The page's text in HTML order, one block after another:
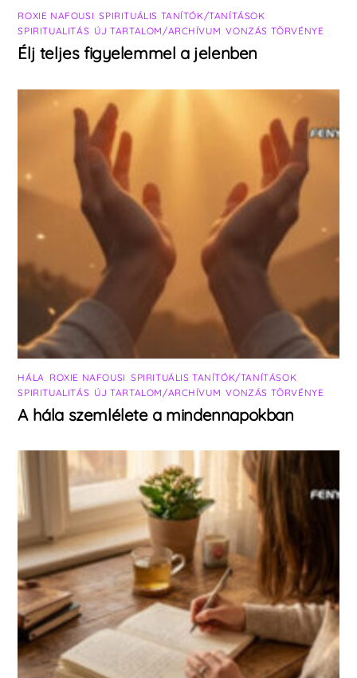
ROXIE NAFOUSI ,SPIRITUÁLIS TANÍTÓK/TANÍTÁSOK
SPIRITUALITÁS ÚJ TARTALOM/ARCHÍVUM ,VONZÁS TÖRVÉNYE
Élj teljes figyelemmel a jelenben
HÁLA ROXIE NAFOUSI SPIRITUÁLIS TANÍTÓK/TANÍTÁSOK
SPIRITUALITÁS ÚJ TARTALOM/ARCHÍVUM ,VONZÁS TÖRVÉNYE
A hála szemlélete a mindennapokban